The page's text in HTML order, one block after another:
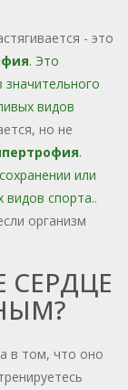
- это
. Это
видов
но не
.
или
спорта..
организм
СЕРДЦЕ
в том, что оно